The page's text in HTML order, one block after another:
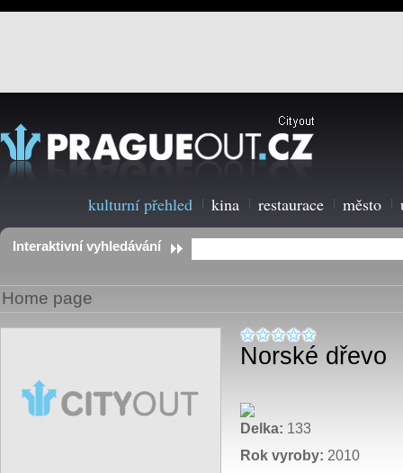
kulturní přehled kina restaurace město
Interaktivní vyhledávání
Home page
Norské dřevo
Delka: 133
Rok vyroby: 2010